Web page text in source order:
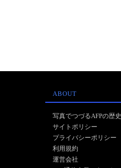
ABOUT
写真でつづるAFPの歴史
サイトポリシー
プライバシーポリシー
利用規約
運営会社